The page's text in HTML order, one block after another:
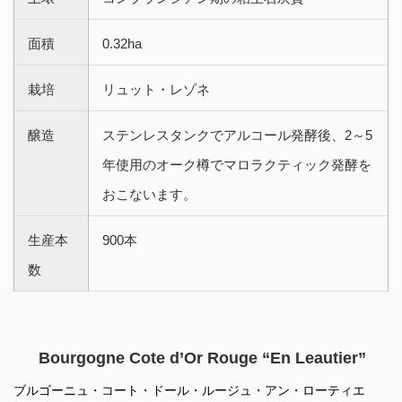
面積 0.32ha
栽培 リュット・レゾネ
醸造
ステンレスタンクでアルコール発酵後、2～5
年使用のオーク樽でマロラクティック発酵を
おこないます。
生産本
数
900本
Bourgogne Cote d’Or Rouge “En Leautier”
ブルゴーニュ・コート・ドール・ルージュ・アン・ローティエ